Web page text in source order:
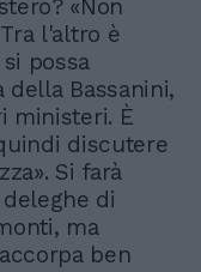
«Non
l'altro è
possa
Bassanini,
ministeri. È
discutere
Si farà
di
ma
ben